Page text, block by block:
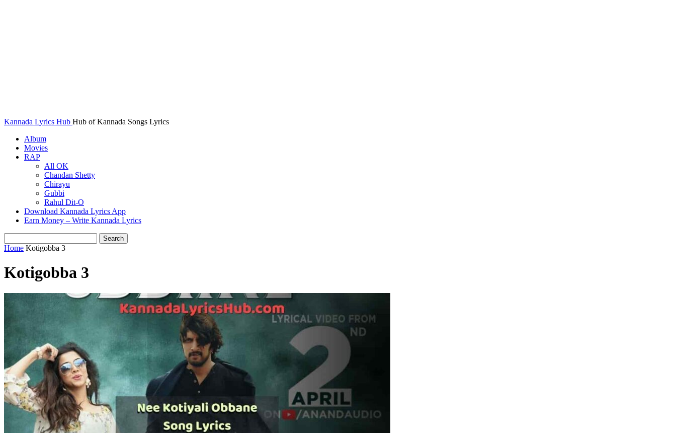
Kannada Lyrics Hub Hub of Kannada Songs Lyrics
Album
Movies
RAP
All OK
Chandan Shetty
Chirayu
Gubbi
Rahul Dit-O
Download Kannada Lyrics App
Earn Money – Write Kannada Lyrics
Home Kotigobba 3
Kotigobba 3